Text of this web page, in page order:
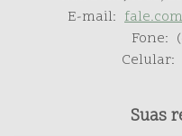
E-mail:
Fone:
Celular:
Suas